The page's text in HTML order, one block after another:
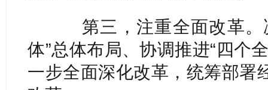
第三，注重全面改革。
体”总体布局、协调推进“四个
一步全面深化改革，统筹部署